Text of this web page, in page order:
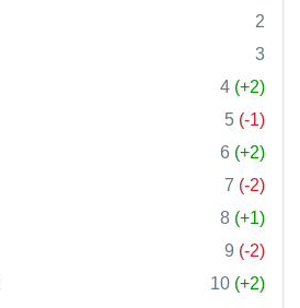
2
3
4 (+2)
5 (-1)
6 (+2)
7 (-2)
8 (+1)
9 (-2)
10 (+2)